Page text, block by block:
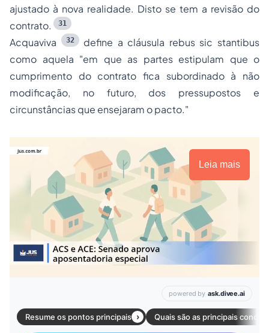
ajustado à nova realidade. Disto se tem a revisão do
contrato.
31
Acquaviva 32 define a cláusula rebus sic stantibus
como aquela "em que as partes estipulam que o
cumprimento do contrato fica subordinado à não
modificação, no futuro, dos pressupostos e
circunstâncias que ensejaram o pacto."
Leia mais